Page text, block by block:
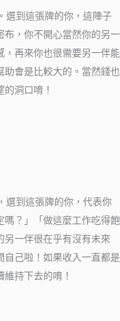
選到這張牌的你，這陣子
布，你不開心當然你的另一
再來你也很需要另一伴能
助會是比較大的。當然錢也
洞口唷！
選到這張牌的你，代表你
嗎？」「做這麼工作吃得飽
另一伴很在乎有沒有未來
己啦！如果收入一直都是
持下去的唷！